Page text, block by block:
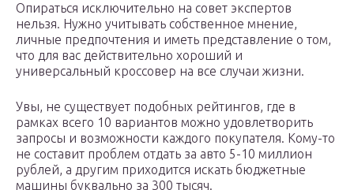
Опираться исключительно на совет экспертов
нельзя. Нужно учитывать собственное мнение,
личные предпочтения и иметь представление о том,
что для вас действительно хороший и
универсальный кроссовер на все случаи жизни.
Увы, не существует подобных рейтингов, где в
рамках всего 10 вариантов можно удовлетворить
запросы и возможности каждого покупателя. Кому-то
не составит проблем отдать за авто 5-10 миллион
рублей, а другим приходится искать бюджетные
машины буквально за 300 тысяч.